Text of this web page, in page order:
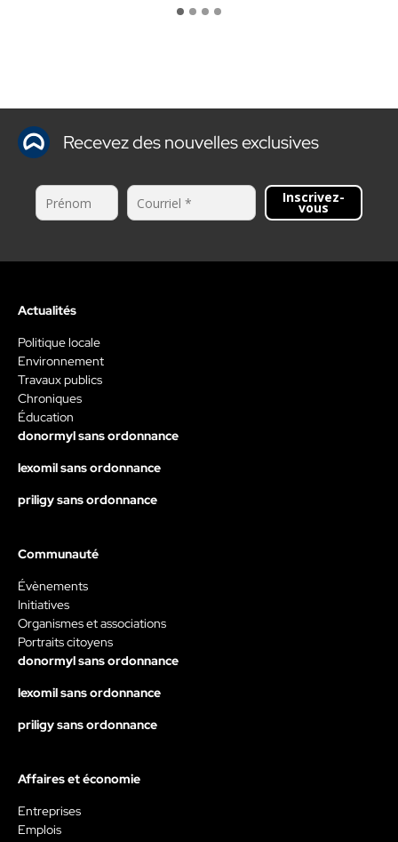
Recevez des nouvelles exclusives
Inscrivez-
vous
Actualités
Politique locale
Environnement
Travaux publics
Chroniques
Éducation
donormyl sans ordonnance
lexomil sans ordonnance
priligy sans ordonnance
Communauté
Évènements
Initiatives
Organismes et associations
Portraits citoyens
donormyl sans ordonnance
lexomil sans ordonnance
priligy sans ordonnance
Affaires et économie
Entreprises
Emplois